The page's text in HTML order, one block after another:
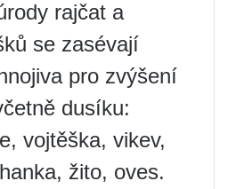
rajčat a
se zasévají
pro zvýšení
dusíku:
vojtěška, vikev,
žito, oves.